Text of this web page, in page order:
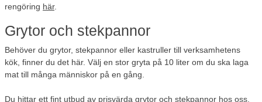
rengöring här.
Grytor och stekpannor
Behöver du grytor, stekpannor eller kastruller till verksamhetens
kök, finner du det här. Välj en stor gryta på 10 liter om du ska laga
mat till många människor på en gång.
Du hittar ett fint utbud av prisvärda grytor och stekpannor hos oss.